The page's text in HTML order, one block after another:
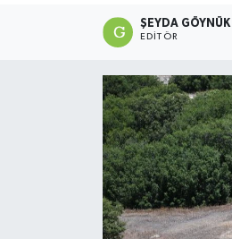
ŞEYDA GÖYNÜK
EDITÖR
GİZLİLİK SÖZLEŞMESİ
İLETİŞİM